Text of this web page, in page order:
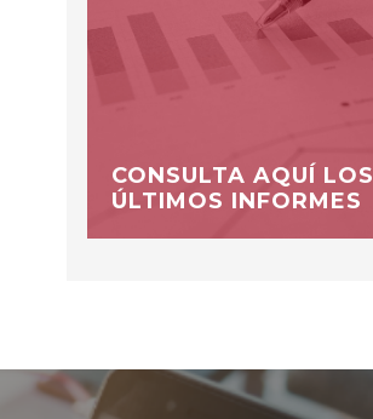
CONSULTA AQUÍ LOS
ÚLTIMOS INFORMES